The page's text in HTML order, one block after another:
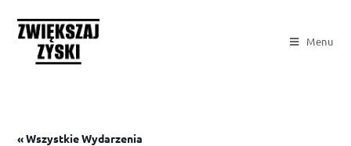
Menu
« Wszystkie Wydarzenia